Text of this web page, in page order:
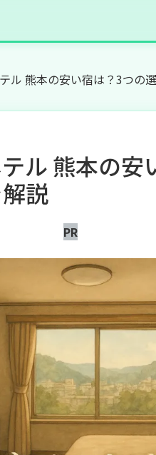
ル 熊本の安い宿は？3つの
ル 熊本の安
説
PR